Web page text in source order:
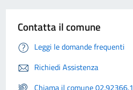
Contatta il comune
Leggi le domande frequenti
Richiedi Assistenza